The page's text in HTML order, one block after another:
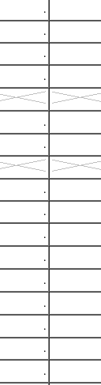
.
.
.
.
.
.
.
.
.
.
.
.
.
.
.